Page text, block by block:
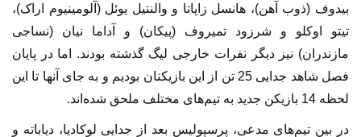
بیدوف (ذوب آهن)، هانسل زاپاتا و والنتیل یوئل (آلومینیوم اراک)،
تیتو اوکلو و شرزود تمیروف (پیکان) و آداما نیان (نساجی
مازندران) نیز دیگر نفرات خارجی لیگ گذشته بودند. اما در پایان
فصل شاهد جدایی 25 تن از این بازیکنان بودیم و به جای آنها تا این
لحظه 14 بازیکن جدید به تیم‌های مختلف ملحق شده‌اند.
در بین تیم‌های مدعی، پرسپولیس بعد از جدایی لوکادیا، دیاباته و